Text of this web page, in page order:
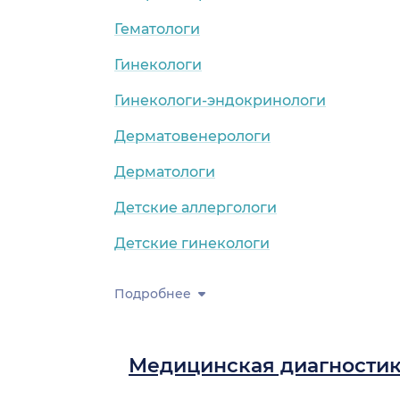
Гематологи
Гинекологи
Гинекологи-эндокринологи
Дерматовенерологи
Дерматологи
Детские аллергологи
Детские гинекологи
Подробнее
Медицинская